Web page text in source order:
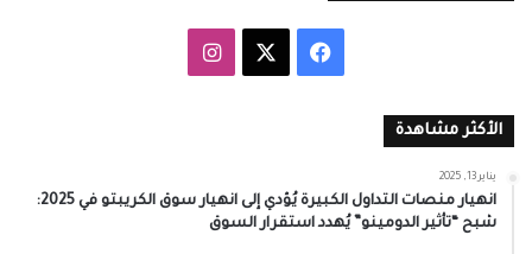
فيسبوك انستقرام
الأكثر مشاهدة
يناير 13, 2025
انهيار منصات التداول الكبيرة يُؤدي إلى انهيار سوق الكريبتو في 2025:
شبح “تأثير الدومينو” يُهدد استقرار السوق